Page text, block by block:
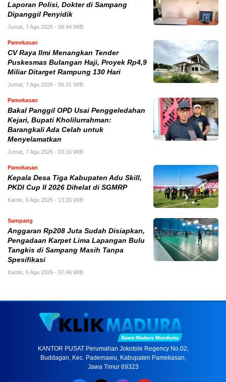
Laporan Polisi, Dokter di Sampang
Dipanggil Penyidik
Jumat, 7 Agu 2026 - 06:44 WIB
Pamekasan
CV Raya Ilmi Menangkan Tender
Puskesmas Bulangan Haji, Proyek Rp4,9
Miliar Ditarget Rampung 130 Hari
Jumat, 7 Agu 2026 - 06:31 WIB
Pamekasan
Bakal Panggil OPD Usai Penggeledahan
Kejari, Bupati Kholilurrahman:
Barangkali Ada Celah untuk
Menyelamatkan
Jumat, 7 Agu 2026 - 03:16 WIB
Pamekasan
Kepala Desa Tiga Kabupaten Adu Skill,
PKDI Cup II 2026 Dihelat di SGMRP
Kamis, 6 Agu 2026 - 13:26 WIB
Sampang
Anggaran Rp208 Juta Sudah Disiapkan,
Pengadaan Karpet Lima Lapangan Bulu
Tangkis di Sampang Masih Tanpa
Spesifikasi
Kamis, 6 Agu 2026 - 07:46 WIB
KANTOR PUSAT Perumahan Jokotole Regency No.02,
Buddagan, Kec. Pademawu, Kabupaten Pamekasan,
Jawa Timur 69323